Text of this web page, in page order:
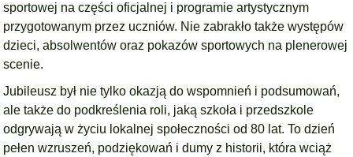
sportowej na części oficjalnej i programie artystycznym
przygotowanym przez uczniów. Nie zabrakło także występów
dzieci, absolwentów oraz pokazów sportowych na plenerowej
scenie.
Jubileusz był nie tylko okazją do wspomnień i podsumowań,
ale także do podkreślenia roli, jaką szkoła i przedszkole
odgrywają w życiu lokalnej społeczności od 80 lat. To dzień
pełen wzruszeń, podziękowań i dumy z historii, która wciąż